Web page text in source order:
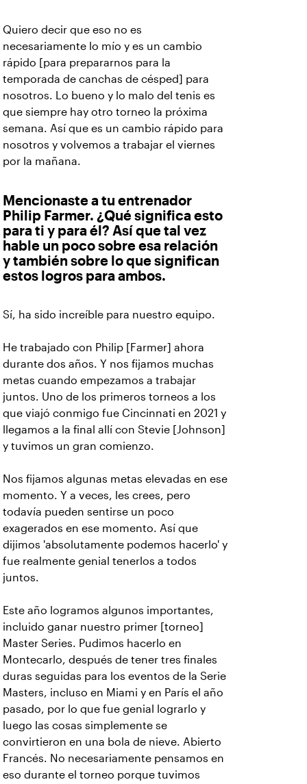
Quiero decir que eso no es
necesariamente lo mío y es un cambio
rápido [para prepararnos para la
temporada de canchas de césped] para
nosotros. Lo bueno y lo malo del tenis es
que siempre hay otro torneo la próxima
semana. Así que es un cambio rápido para
nosotros y volvemos a trabajar el viernes
por la mañana.
Mencionaste a tu entrenador
Philip Farmer. ¿Qué significa esto
para ti y para él? Así que tal vez
hable un poco sobre esa relación
y también sobre lo que significan
estos logros para ambos.
Sí, ha sido increíble para nuestro equipo.
He trabajado con Philip [Farmer] ahora
durante dos años. Y nos fijamos muchas
metas cuando empezamos a trabajar
juntos. Uno de los primeros torneos a los
que viajó conmigo fue Cincinnati en 2021 y
llegamos a la final allí con Stevie [Johnson]
y tuvimos un gran comienzo.
Nos fijamos algunas metas elevadas en ese
momento. Y a veces, les crees, pero
todavía pueden sentirse un poco
exagerados en ese momento. Así que
dijimos 'absolutamente podemos hacerlo' y
fue realmente genial tenerlos a todos
juntos.
Este año logramos algunos importantes,
incluido ganar nuestro primer [torneo]
Master Series. Pudimos hacerlo en
Montecarlo, después de tener tres finales
duras seguidas para los eventos de la Serie
Masters, incluso en Miami y en París el año
pasado, por lo que fue genial lograrlo y
luego las cosas simplemente se
convirtieron en una bola de nieve. Abierto
Francés. No necesariamente pensamos en
eso durante el torneo porque tuvimos